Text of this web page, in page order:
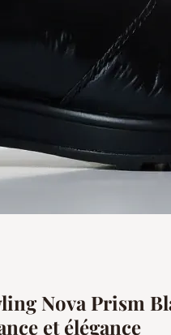
prism
Nova Prism
et élégance